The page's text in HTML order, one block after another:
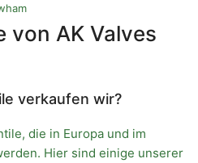
von AK Valves
verkaufen wir?
die in Europa und im
Hier sind einige unserer